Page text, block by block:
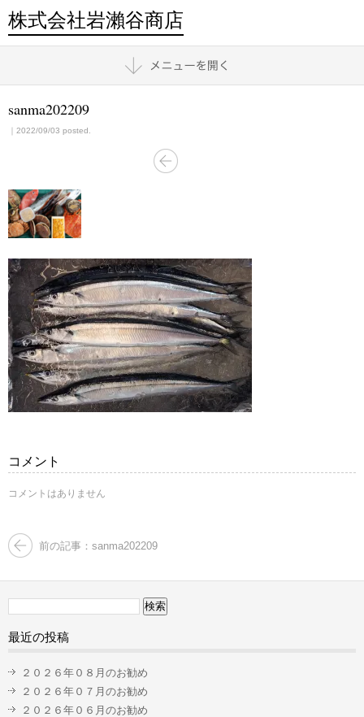
株式会社岩瀨谷商店
sanma202209
｜2022/09/03 posted.
コメント
コメントはありません
前の記事：sanma202209
最近の投稿
２０２６年０８月のお勧め
２０２６年０７月のお勧め
２０２６年０６月のお勧め